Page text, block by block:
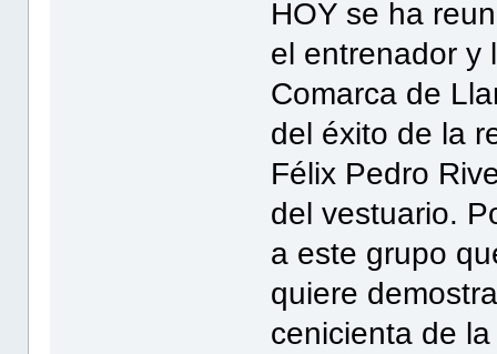
HOY se ha
el entrenador y
Comarca de
del éxito de la
Félix Pedro
del vestuario.
a este grupo
quiere
cenicienta de